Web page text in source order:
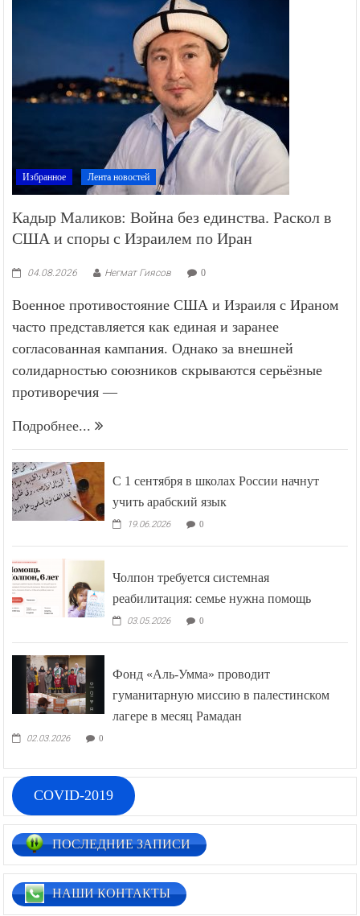
Избранное Лента новостей
Кадыр Маликов: Война без единства. Раскол в
США и споры с Израилем по Иран
04.08.2026 Негмат Гиясов 0
Военное противостояние США и Израиля с Ираном
часто представляется как единая и заранее
согласованная кампания. Однако за внешней
солидарностью союзников скрываются серьёзные
противоречия —
Подробнее...
С 1 сентября в школах России начнут
учить арабский язык
19.06.2026 0
Чолпон требуется системная
реабилитация: семье нужна помощь
03.05.2026 0
Фонд «Аль-Умма» проводит
гуманитарную миссию в палестинском
лагере в месяц Рамадан
02.03.2026 0
COVID-2019
ПОСЛЕДНИЕ ЗАПИСИ
НАШИ КОНТАКТЫ